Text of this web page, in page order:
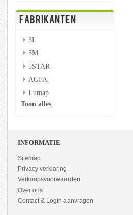
FABRIKANTEN
3L
3M
5STAR
AGFA
Lumap
Toon alles
INFORMATIE
Sitemap
Privacy verklaring
Verkoopsvoorwaarden
Over ons
Contact & Login aanvragen